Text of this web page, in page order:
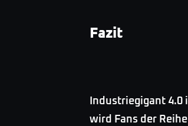
Fazit
Industriegigant
wird Fans der